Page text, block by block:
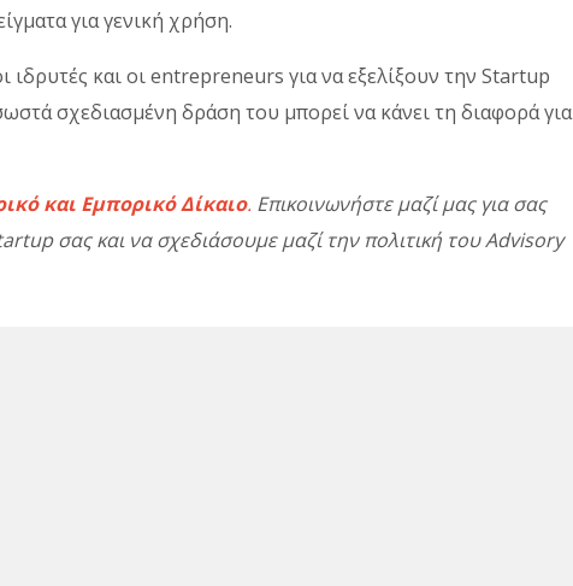
για γενική χρήση.
και οι entrepreneurs για να εξελίξουν την Startup
σχεδιασμένη δράση του μπορεί να κάνει τη διαφορά για
και Εμπορικό Δίκαιο. Επικοινωνήστε μαζί μας για σας
σας και να σχεδιάσουμε μαζί την πολιτική του Advisory